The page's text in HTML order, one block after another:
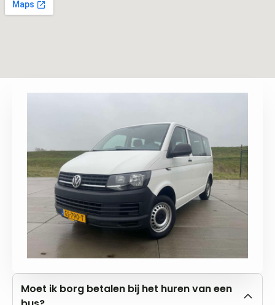
Moet ik borg betalen bij het huren van een